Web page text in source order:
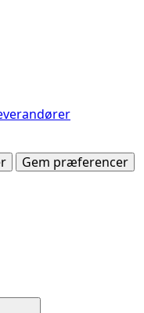
Gem præferencer
Search